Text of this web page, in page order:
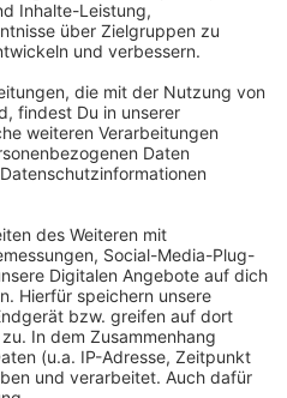
werden
Straßenbäume und 28 in
bereits abgestorben,
(davon drei absterbend,